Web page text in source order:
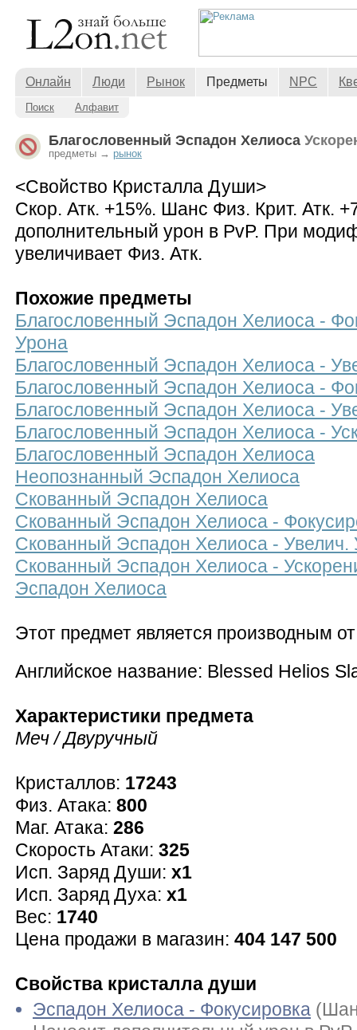
Онлайн Люди Рынок Предметы NPC
Поиск Алфавит
Благословенный Эспадон Хелиоса
предметы → рынок
<Свойство Кристалла Души>
Скор. Атк. +15%. Шанс Физ. Крит. Атк.
дополнительный урон в PvP. При
увеличивает Физ. Атк.
Похожие предметы
Благословенный Эспадон Хелиоса -
Урона
Благословенный Эспадон Хелиоса -
Благословенный Эспадон Хелиоса -
Благословенный Эспадон Хелиоса -
Благословенный Эспадон Хелиоса -
Благословенный Эспадон Хелиоса
Неопознанный Эспадон Хелиоса
Скованный Эспадон Хелиоса
Скованный Эспадон Хелиоса -
Скованный Эспадон Хелиоса - Увелич.
Скованный Эспадон Хелиоса -
Эспадон Хелиоса
Этот предмет является производным
Английское название: Blessed Helios
Характеристики предмета
Меч / Двуручный
Кристаллов: 17243
Физ. Атака: 800
Маг. Атака: 286
Скорость Атаки: 325
Исп. Заряд Души: x1
Исп. Заряд Духа: x1
Вес: 1740
Цена продажи в магазин: 404 147 500
Свойства кристалла души
Эспадон Хелиоса - Фокусировка